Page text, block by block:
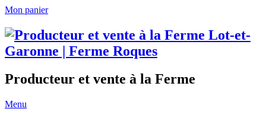
Mon panier
Producteur et vente à la Ferme
Menu